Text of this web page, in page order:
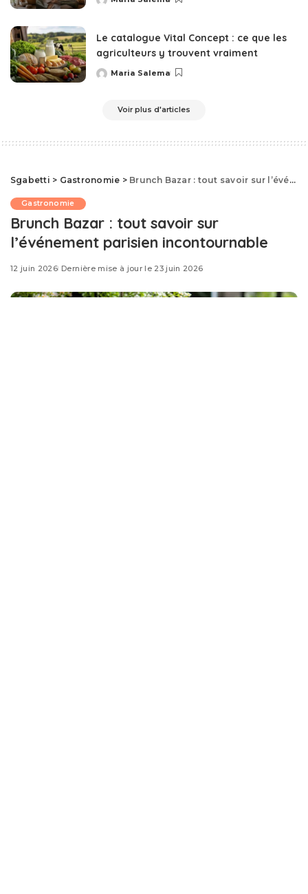
Posted
Le catalogue Vital Concept : ce que les
agriculteurs y trouvent vraiment
Posted
Maria Salema
Voir plus d'articles
Sgabetti > Gastronomie > Brunch Bazar : tout savoir sur l’événement parisien incontournable
Gastronomie
Brunch Bazar : tout savoir sur
l’événement parisien incontournable
12 juin 2026 Dernière mise à jour le 23 juin 2026